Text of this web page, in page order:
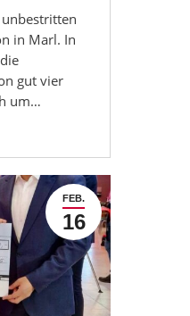
unbestritten
in Marl. In
gut vier
um…
FEB.
16